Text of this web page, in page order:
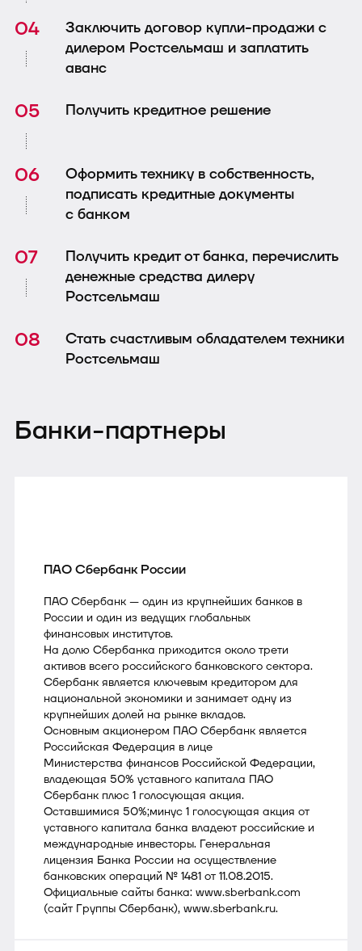
Заключить договор купли-продажи с
дилером Ростсельмаш и заплатить
аванс
Получить кредитное решение
Оформить технику в собственность,
подписать кредитные документы
с банком
Получить кредит от банка, перечислить
денежные средства дилеру
Ростсельмаш
Стать счастливым обладателем техники
Ростсельмаш
Банки-партнеры
ПАО Сбербанк России
ПАО Сбербанк — один из крупнейших банков в
России и один из ведущих глобальных
финансовых институтов.
На долю Сбербанка приходится около трети
активов всего российского банковского сектора.
Сбербанк является ключевым кредитором для
национальной экономики и занимает одну из
крупнейших долей на рынке вкладов.
Основным акционером ПАО Сбербанк является
Российская Федерация в лице
Министерства финансов Российской Федерации,
владеющая 50% уставного капитала ПАО
Сбербанк плюс 1 голосующая акция.
Оставшимися 50%;минус 1 голосующая акция от
уставного капитала банка владеют российские и
международные инвесторы. Генеральная
лицензия Банка России на осуществление
банковских операций № 1481 от 11.08.2015.
Официальные сайты банка: www.sberbank.com
(сайт Группы Сбербанк), www.sberbank.ru.